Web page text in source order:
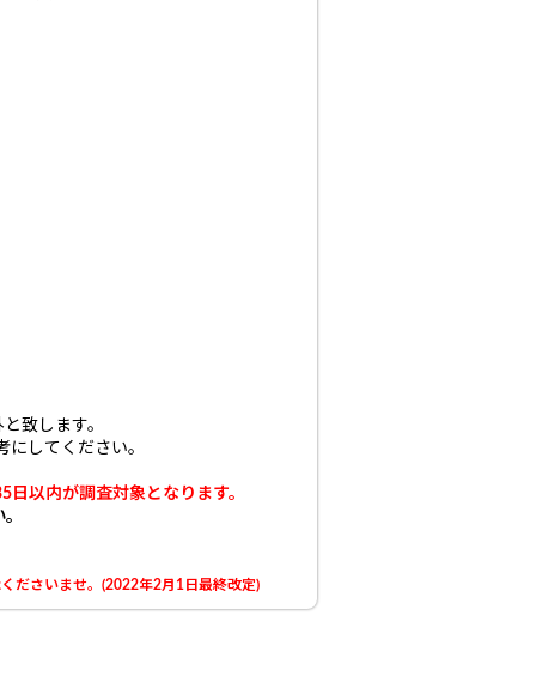
致します。
してください。
以内が調査対象となります。
ださいませ。(2022年2月1日最終改定)